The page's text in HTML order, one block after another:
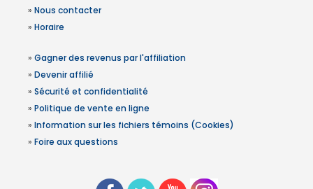
» Nous contacter
» Horaire
» Gagner des revenus par l'affiliation
» Devenir affilié
» Sécurité et confidentialité
» Politique de vente en ligne
» Information sur les fichiers témoins (Cookies)
» Foire aux questions